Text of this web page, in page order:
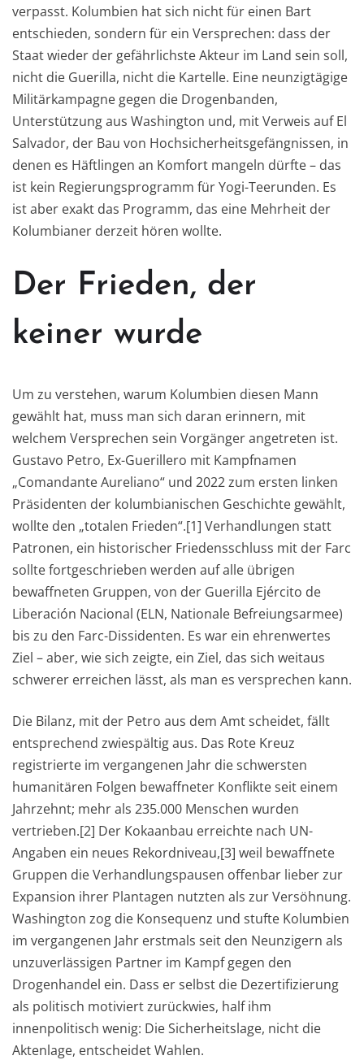
verpasst. Kolumbien hat sich nicht für einen Bart
entschieden, sondern für ein Versprechen: dass der
Staat wieder der gefährlichste Akteur im Land sein soll,
nicht die Guerilla, nicht die Kartelle. Eine neunzigtägige
Militärkampagne gegen die Drogenbanden,
Unterstützung aus Washington und, mit Verweis auf El
Salvador, der Bau von Hochsicherheitsgefängnissen, in
denen es Häftlingen an Komfort mangeln dürfte – das
ist kein Regierungsprogramm für Yogi-Teerunden. Es
ist aber exakt das Programm, das eine Mehrheit der
Kolumbianer derzeit hören wollte.
Der Frieden, der
keiner wurde
Um zu verstehen, warum Kolumbien diesen Mann
gewählt hat, muss man sich daran erinnern, mit
welchem Versprechen sein Vorgänger angetreten ist.
Gustavo Petro, Ex-Guerillero mit Kampfnamen
„Comandante Aureliano“ und 2022 zum ersten linken
Präsidenten der kolumbianischen Geschichte gewählt,
wollte den „totalen Frieden“.[1] Verhandlungen statt
Patronen, ein historischer Friedensschluss mit der Farc
sollte fortgeschrieben werden auf alle übrigen
bewaffneten Gruppen, von der Guerilla Ejército de
Liberación Nacional (ELN, Nationale Befreiungsarmee)
bis zu den Farc-Dissidenten. Es war ein ehrenwertes
Ziel – aber, wie sich zeigte, ein Ziel, das sich weitaus
schwerer erreichen lässt, als man es versprechen kann.
Die Bilanz, mit der Petro aus dem Amt scheidet, fällt
entsprechend zwiespältig aus. Das Rote Kreuz
registrierte im vergangenen Jahr die schwersten
humanitären Folgen bewaffneter Konflikte seit einem
Jahrzehnt; mehr als 235.000 Menschen wurden
vertrieben.[2] Der Kokaanbau erreichte nach UN-
Angaben ein neues Rekordniveau,[3] weil bewaffnete
Gruppen die Verhandlungspausen offenbar lieber zur
Expansion ihrer Plantagen nutzten als zur Versöhnung.
Washington zog die Konsequenz und stufte Kolumbien
im vergangenen Jahr erstmals seit den Neunzigern als
unzuverlässigen Partner im Kampf gegen den
Drogenhandel ein. Dass er selbst die Dezertifizierung
als politisch motiviert zurückwies, half ihm
innenpolitisch wenig: Die Sicherheitslage, nicht die
Aktenlage, entscheidet Wahlen.